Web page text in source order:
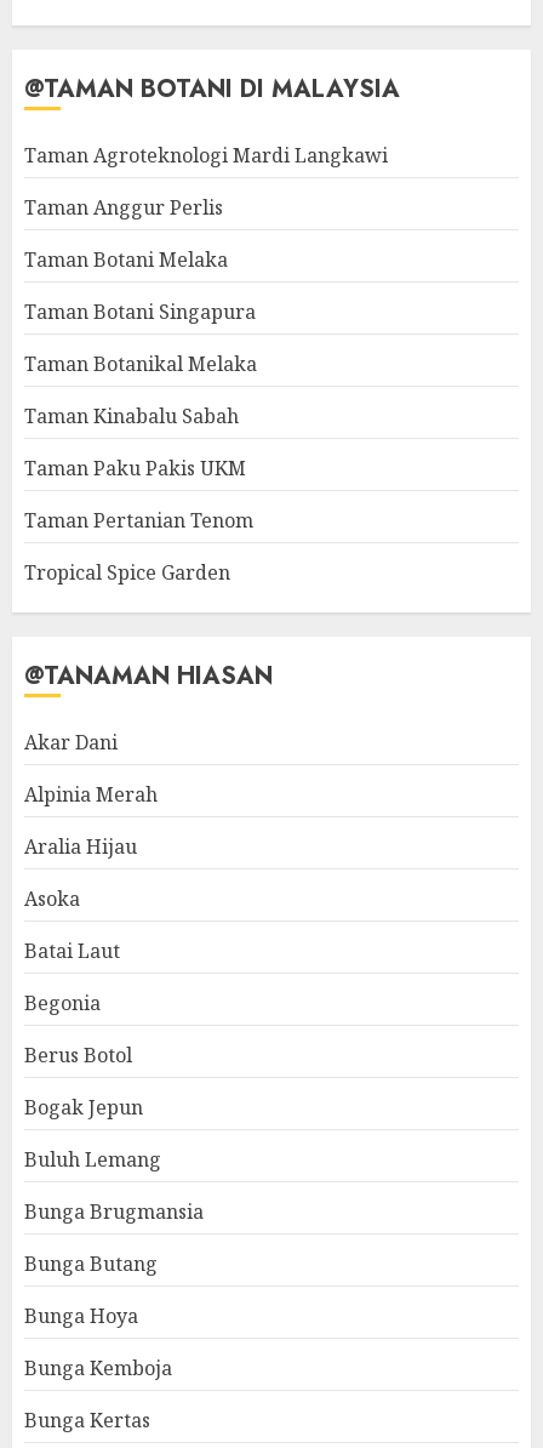
@TAMAN BOTANI DI MALAYSIA
Taman Agroteknologi Mardi Langkawi
Taman Anggur Perlis
Taman Botani Melaka
Taman Botani Singapura
Taman Botanikal Melaka
Taman Kinabalu Sabah
Taman Paku Pakis UKM
Taman Pertanian Tenom
Tropical Spice Garden
@TANAMAN HIASAN
Akar Dani
Alpinia Merah
Aralia Hijau
Asoka
Batai Laut
Begonia
Berus Botol
Bogak Jepun
Buluh Lemang
Bunga Brugmansia
Bunga Butang
Bunga Hoya
Bunga Kemboja
Bunga Kertas